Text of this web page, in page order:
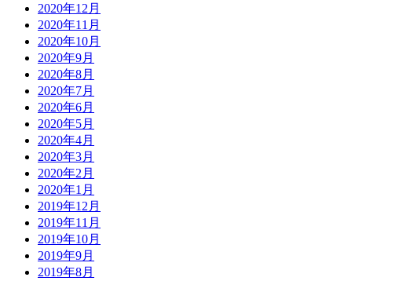
2020年12月
2020年11月
2020年10月
2020年9月
2020年8月
2020年7月
2020年6月
2020年5月
2020年4月
2020年3月
2020年2月
2020年1月
2019年12月
2019年11月
2019年10月
2019年9月
2019年8月